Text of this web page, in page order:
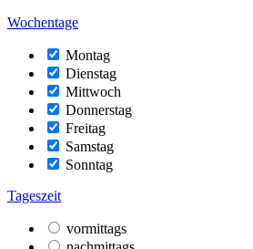
Wochentage
Montag
Dienstag
Mittwoch
Donnerstag
Freitag
Samstag
Sonntag
Tageszeit
vormittags